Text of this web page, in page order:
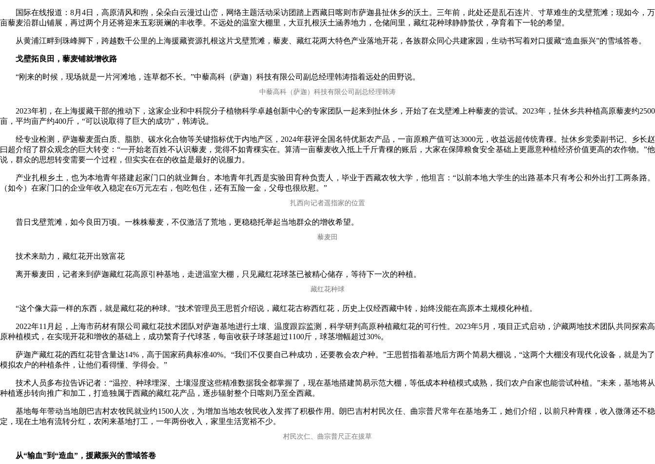
国际在线报道：8月4日，高原清风和煦，朵朵白云漫过山峦，网络主题活动采访团踏上西藏日喀则市萨迦县扯休乡的沃土。三年前，此处还是乱石连片、寸草难生的戈壁荒滩；现如今，万
亩藜麦沿群山铺展，再过两个月还将迎来五彩斑斓的丰收季。不远处的温室大棚里，大豆扎根沃土涵养地力，仓储间里，藏红花种球静静蛰伏，孕育着下一轮的希望。
从黄浦江畔到珠峰脚下，跨越数千公里的上海援藏资源扎根这片戈壁荒滩，藜麦、藏红花两大特色产业落地开花，各族群众同心共建家园，生动书写着对口援藏“造血振兴”的雪域答卷。
戈壁拓良田，藜麦铺就增收路
“刚来的时候，现场就是一片河滩地，连草都不长。”中藜高科（萨迦）科技有限公司副总经理韩涛指着远处的田野说。
中藜高科（萨迦）科技有限公司副总经理韩涛
2023年初，在上海援藏干部的推动下，这家企业和中科院分子植物科学卓越创新中心的专家团队一起来到扯休乡，开始了在戈壁滩上种藜麦的尝试。2023年，扯休乡共种植高原藜麦约2500
亩，平均亩产约400斤，“可以说取得了巨大的成功”，韩涛说。
经专业检测，萨迦藜麦蛋白质、脂肪、碳水化合物等关键指标优于内地产区，2024年获评全国名特优新农产品，一亩原粮产值可达3000元，收益远超传统青稞。扯休乡党委副书记、乡长赵
曰超介绍了群众观念的巨大转变：“一开始老百姓不认识藜麦，觉得不如青稞实在。算清一亩藜麦收入抵上千斤青稞的账后，大家在保障粮食安全基础上更愿意种植经济价值更高的农作物。”他
说，群众的思想转变需要一个过程，但实实在在的收益是最好的说服力。
产业扎根乡土，也为本地青年搭建起家门口的就业舞台。本地青年扎西是实验田育种负责人，毕业于西藏农牧大学，他坦言：“以前本地大学生的出路基本只有考公和外出打工两条路。
（如今）在家门口的企业年收入稳定在6万元左右，包吃包住，还有五险一金，父母也很欣慰。”
扎西向记者遥指家的位置
昔日戈壁荒滩，如今良田万顷。一株株藜麦，不仅激活了荒地，更稳稳托举起当地群众的增收希望。
藜麦田
技术来助力，藏红花开出致富花
离开藜麦田，记者来到萨迦藏红花高原引种基地，走进温室大棚，只见藏红花球茎已被精心储存，等待下一次的种植。
藏红花种球
“这个像大蒜一样的东西，就是藏红花的种球。”技术管理员王思哲介绍说，藏红花古称西红花，历史上仅经西藏中转，始终没能在高原本土规模化种植。
2022年11月起，上海市药材有限公司藏红花技术团队对萨迦基地进行土壤、温度跟踪监测，科学研判高原种植藏红花的可行性。2023年5月，项目正式启动，沪藏两地技术团队共同探索高
原种植模式，在实现开花和增收的基础上，成功繁育子代球茎，每亩收获子球茎超过1100斤，球茎增幅超过30%。
萨迦产藏红花的西红花苷含量达14%，高于国家药典标准40%。“我们不仅要自己种成功，还要教会农户种。”王思哲指着基地后方两个简易大棚说，“这两个大棚没有现代化设备，就是为了
模拟农户的种植条件，让他们看得懂、学得会。”
技术人员多布拉告诉记者：“温控、种球埋深、土壤湿度这些精准数据我全都掌握了，现在基地搭建简易示范大棚，等低成本种植模式成熟，我们农户自家也能尝试种植。”未来，基地将从
种植逐步转向推广和加工，打造独属于西藏的藏红花产品，逐步辐射整个日喀则乃至全西藏。
基地每年带动当地朗巴吉村农牧民就业约1500人次，为增加当地农牧民收入发挥了积极作用。朗巴吉村村民次任、曲宗普尺常年在基地务工，她们介绍，以前只种青稞，收入微薄还不稳
定，现在土地有流转分红，农闲来基地打工，一年两份收入，家里生活宽裕不少。
村民次仁、曲宗普尺正在拔草
从“输血”到“造血”，援藏振兴的雪域答卷